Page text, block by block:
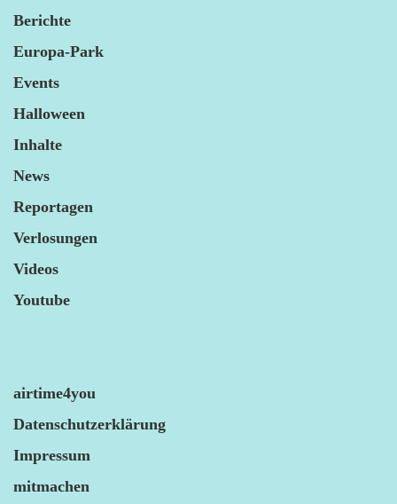
Berichte
Europa-Park
Events
Halloween
Inhalte
News
Reportagen
Verlosungen
Videos
Youtube
airtime4you
Datenschutzerklärung
Impressum
mitmachen